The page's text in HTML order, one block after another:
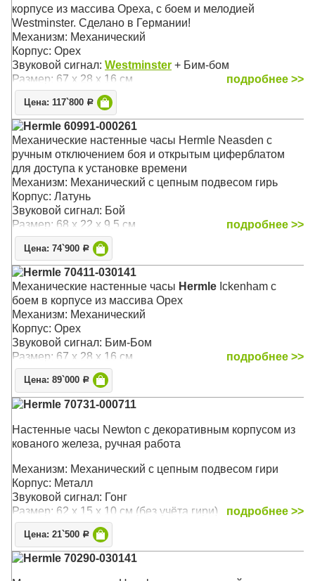
корпусе из массива Ореха, c боем и мелодией
Westminster. Сделано в Германии!
Механизм: Механический
Корпус: Орех
Звуковой сигнал: Westminster + Бим-бом
Размер: 67 х 28 х 16 см
подробнее >>
Цена: 117`800 Р
Hermle 60991-000261
Механические настенные часы Hermle Neasden с
ручным отключением боя и открытым циферблатом
для доступа к установке времени
Механизм: Механический с цепным подвесом гирь
Корпус: Латунь
Звуковой сигнал: Бой
Размер: 68 х 22 х 9,5 см
подробнее >>
Цена: 74`900 Р
Hermle 70411-030141
Механические настенные часы Hermle Ickenham с
боем в корпусе из массива Орех
Механизм: Механический
Корпус: Орех
Звуковой сигнал: Бим-Бом
Размер: 67 х 28 х 16 см
подробнее >>
Цена: 89`000 Р
Hermle 70731-000711
Настенные часы Newton с декоративным корпусом из
кованого железа, ручная работа
Механизм: Механический с цепным подвесом гири
Корпус: Металл
Звуковой сигнал: Гонг
Размер: 62 х 15 х 10 см (без учёта гири)
подробнее >>
Цена: 21`500 Р
Hermle 70290-030141